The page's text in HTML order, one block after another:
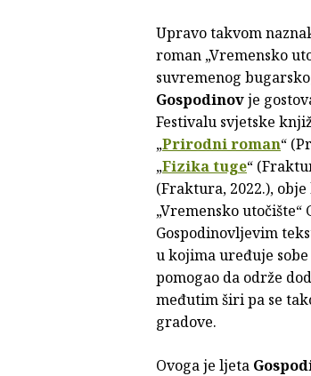
Upravo takvom
roman „Vremensko
suvremenog
Gospodinovje
Festivalu svjetske
„Prirodni roman“
„Fizika tuge“
(Fraktura, 2022.),
„Vremensko
Gospodinovljevim
u kojima uređuje
pomogao da održe
međutim širi pa se
gradove.
Ovoga je ljeta